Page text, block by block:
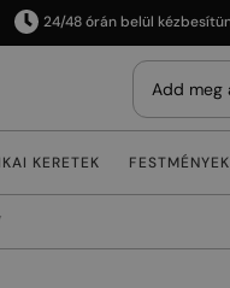
24/48 órán belül kézbesítünk
KERETEK FESTMÉNYEK